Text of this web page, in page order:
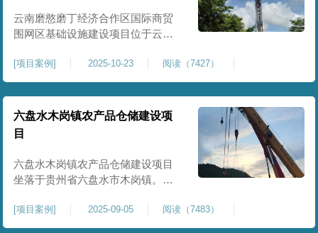
均匀沉降隐患，为园区高端装备产
业项目
云南磨憨磨丁经济合作区国际商贸
围网区基础设施建设项目位于云南
商贸、口岸监管、通关查验的重要
基础设施工程。项目建设内容主要
为场地地基处理，处理总面积约 5
万平方米，采用强夯加固施工工
艺，通过全场地强夯提升地基承载
力、消除不均匀沉降，满足围网区
后续建（构）筑物及重型作业场地
使
[项目案例] 2025-10-23 阅读（7427）
六盘水木岗镇农产品仓储建设项
目
六盘水木岗镇农产品仓储建设项目
坐落于贵州省六盘水市木岗镇。场
房、分拣车间、配套附属用房等设
施。项目原始场地为新建建设用
[项目案例] 2025-09-05 阅读（7483）